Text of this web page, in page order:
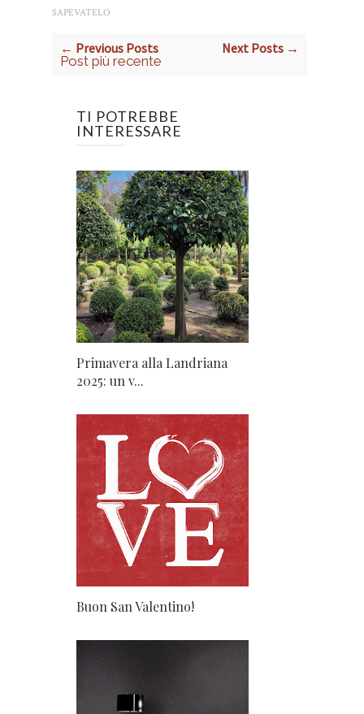
SAPEVATELO
← Previous Posts
Post più recente
Next Posts →
TI POTREBBE
INTERESSARE
Primavera alla Landriana
2025: un v...
Buon San Valentino!